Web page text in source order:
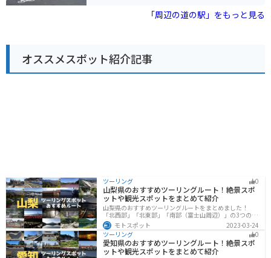
特産品を購入したり、観光情報を入手してから、周辺の
里は、これらのアクティビティの拠点としても最適で
す。バイクで訪れる場合、道の駅には広い駐車場が完備
クリームやチーズ、大山そばなどが人気です。道の駅で
購入できるほか、併設のレストランでも味わうことがで
きます。また、大山周辺は温泉地としても知られてお
「周辺の道の駅」をもっと見る
オススメスポット紹介記事
ツーリング 0
山梨県のおすすめツーリングルート！絶景スポ
ットや観光スポットをまとめて紹介
山梨県のおすすめツーリングルートをまとめました！
「北西部」「北東部」「南部（富士山周辺）」の3つのル
ート紹介します。富士山を中心に自然豊かな景色や食事
を楽しめるスポットが多数あります。バイクで山梨県に
ツーリングに行く際は参考にしてください。
モトスポット
2023-03-24
ツーリング
0
愛知県のおすすめツーリングルート！絶景スポ
ットや観光スポットをまとめて紹介